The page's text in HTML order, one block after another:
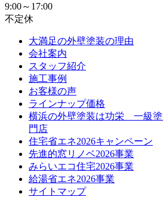
9:00～17:00
不定休
大満足の外壁塗装の理由
会社案内
スタッフ紹介
施工事例
お客様の声
ラインナップ価格
横浜の外壁塗装は功栄 一級
門店
住宅省エネ2026キャンペーン
先進的窓リノベ2026事業
みらいエコ住宅2026事業
給湯省エネ2026事業
サイトマップ